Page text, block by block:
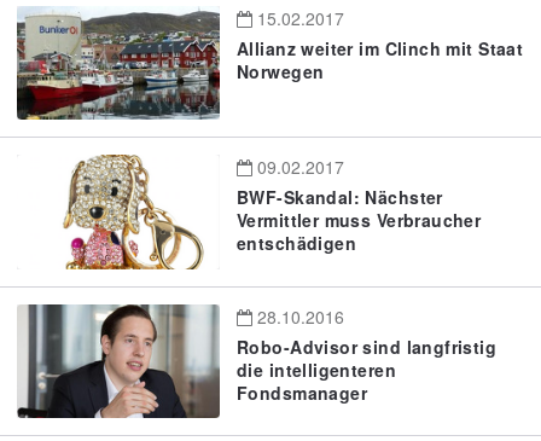
15.02.2017
Allianz weiter im Clinch mit Staat
Norwegen
09.02.2017
BWF-Skandal: Nächster
Vermittler muss Verbraucher
entschädigen
28.10.2016
Robo-Advisor sind langfristig
die intelligenteren
Fondsmanager